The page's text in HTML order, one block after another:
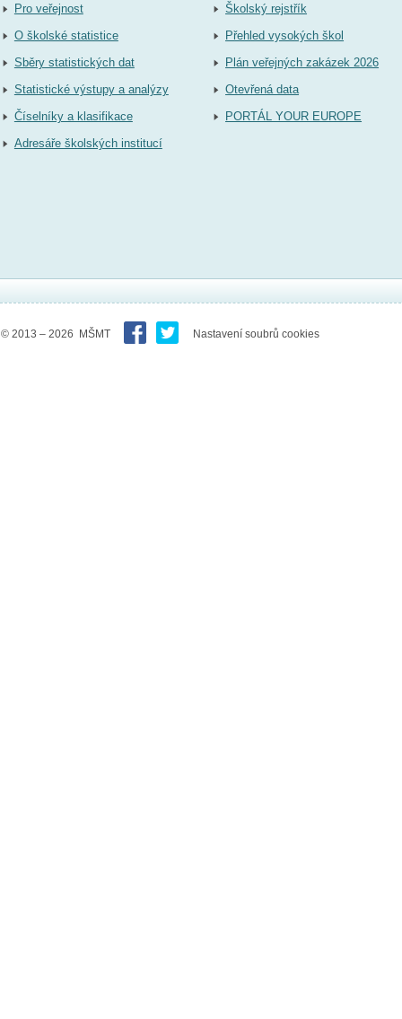
Pro veřejnost
O školské statistice
Sběry statistických dat
Statistické výstupy a analýzy
Číselníky a klasifikace
Adresáře školských institucí
Školský rejstřík
Přehled vysokých škol
Plán veřejných zakázek 2026
Otevřená data
PORTÁL YOUR EUROPE
© 2013 – 2026 MŠMT Nastavení soubrů cookies